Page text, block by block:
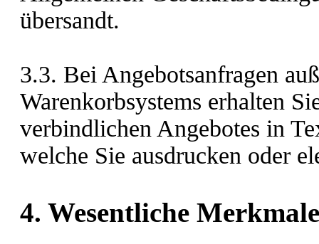
übersandt.
3.3. Bei Angebotsanfragen
Warenkorbsystems erhalten
verbindlichen Angebotes in
welche Sie ausdrucken oder
4. Wesentliche